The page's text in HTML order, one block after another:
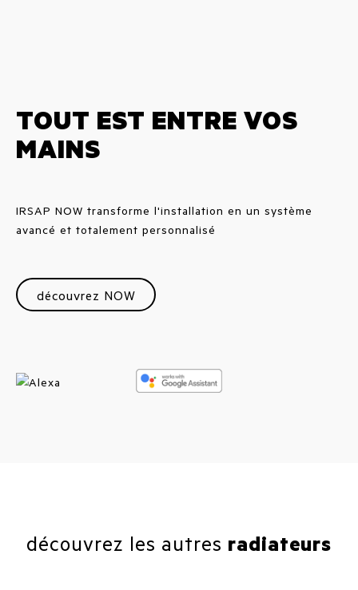
TOUT EST ENTRE VOS
MAINS
IRSAP NOW transforme l'installation en un système
avancé et totalement personnalisé
découvrez NOW
découvrez les autres radiateurs